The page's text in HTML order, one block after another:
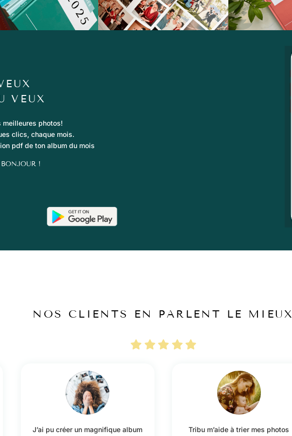
VEUX
meilleures photos!
clics, chaque mois.
pdf de ton album du mois
!
NOS CLIENTS EN PARLENT LE MIEUX
J’ai pu créer un magnifique album
Tribu m’aide à trier mes photos